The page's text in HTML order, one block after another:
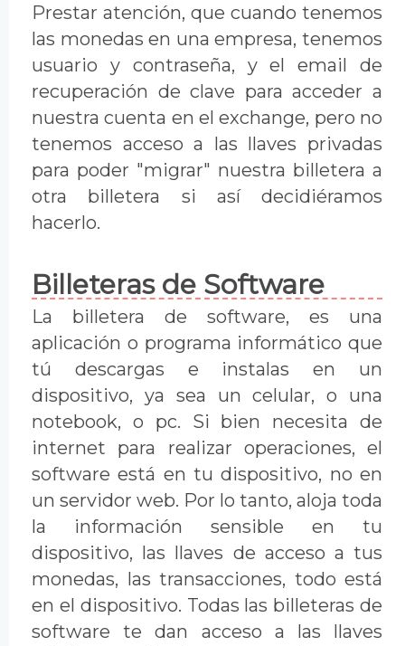
Prestar atención, que cuando tenemos
las monedas en una empresa, tenemos
usuario y contraseña, y el email de
recuperación de clave para acceder a
nuestra cuenta en el exchange, pero no
tenemos acceso a las llaves privadas
para poder "migrar" nuestra billetera a
otra billetera si así decidiéramos
hacerlo.
Billeteras de Software
La billetera de software, es una
aplicación o programa informático que
tú descargas e instalas en un
dispositivo, ya sea un celular, o una
notebook, o pc. Si bien necesita de
internet para realizar operaciones, el
software está en tu dispositivo, no en
un servidor web. Por lo tanto, aloja toda
la información sensible en tu
dispositivo, las llaves de acceso a tus
monedas, las transacciones, todo está
en el dispositivo. Todas las billeteras de
software te dan acceso a las llaves